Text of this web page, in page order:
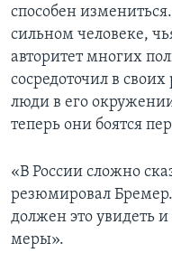
способен
сильном человеке,
авторитет многих
сосредоточил в
люди в его
теперь они боятся
«В России сложно
резюмировал
должен это увидеть
меры».